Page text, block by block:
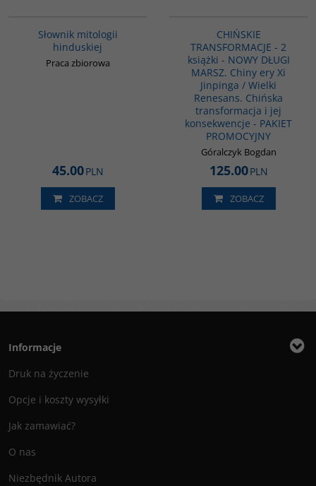
Słownik mitologii
hinduskiej
Praca zbiorowa
45.00PLN
ZOBACZ
CHIŃSKIE
TRANSFORMACJE - 2
książki - NOWY DŁUGI
MARSZ. Chiny ery Xi
Jinpinga / Wielki
Renesans. Chińska
transformacja i jej
konsekwencje - PAKIET
PROMOCYJNY
Góralczyk Bogdan
125.00PLN
ZOBACZ
Informacje
Druk na życzenie
Opcje i koszty wysyłki
Jak zamawiać?
O nas
Niezbędnik Autora